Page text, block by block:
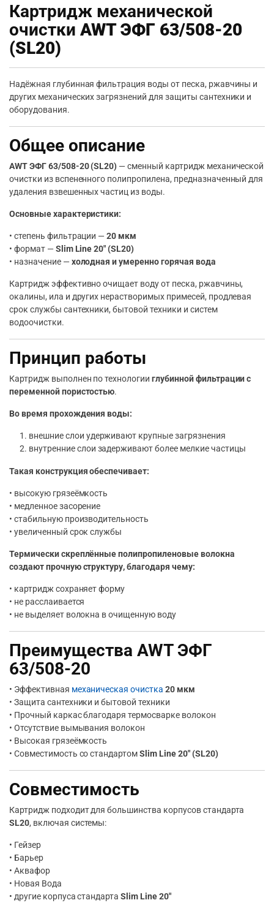
Картридж механической
очистки AWT ЭФГ 63/508-20
(SL20)
Надёжная глубинная фильтрация воды от песка, ржавчины и
других механических загрязнений для защиты сантехники и
оборудования.
Общее описание
AWT ЭФГ 63/508-20 (SL20) — сменный картридж механической
очистки из вспененного полипропилена, предназначенный для
удаления взвешенных частиц из воды.
Основные характеристики:
• степень фильтрации —20 мкм
• формат —Slim Line 20″ (SL20)
• назначение —холодная и умеренно горячая вода
Картридж эффективно очищает воду от песка, ржавчины,
окалины, ила и других нерастворимых примесей, продлевая
срок службы сантехники, бытовой техники и систем
водоочистки.
Принцип работы
Картридж выполнен по технологииглубинной фильтрации с
переменной пористостью.
Во время прохождения воды:
внешние слои удерживают крупные загрязнения
внутренние слои задерживают более мелкие частицы
Такая конструкция обеспечивает:
• высокую грязеёмкость
• медленное засорение
• стабильную производительность
• увеличенный срок службы
Термически скреплённые полипропиленовые волокна
создают прочную структуру, благодаря чему:
• картридж сохраняет форму
• не расслаивается
• не выделяет волокна в очищенную воду
Преимущества AWT ЭФГ
63/508-20
• Эффективная механическая очистка 20 мкм
• Защита сантехники и бытовой техники
• Прочный каркас благодаря термосварке волокон
• Отсутствие вымывания волокон
• Высокая грязеёмкость
• Совместимость со стандартомSlim Line 20″ (SL20)
Совместимость
Картридж подходит для большинства корпусов стандарта
SL20, включая системы:
• Гейзер
• Барьер
• Аквафор
• Новая Вода
• другие корпуса стандартаSlim Line 20″